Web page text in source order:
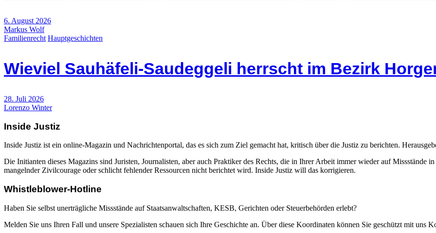
6. August 2026
Markus Wolf
Familienrecht Hauptgeschichten
Wieviel Sauhäfeli-Saudeggeli herrscht im Bezirk
28. Juli 2026
Lorenzo Winter
Inside Justiz
Inside Justiz ist ein online-Magazin und Nachrichtenportal, das es sich zum Ziel gemacht hat, kritisch über die Justiz zu berichten.
Die Initianten dieses Magazins sind Juristen, Journalisten, aber auch Praktiker des Rechts, die in Ihrer Arbeit immer wieder auf Missstände
mangelnder Zivilcourage oder schlicht fehlender Ressourcen nicht berichtet wird. Inside Justiz will das korrigieren.
Whistleblower-Hotline
Haben Sie selbst unerträgliche Missstände auf Staatsanwaltschaften, KESB, Gerichten oder Steuerbehörden erlebt?
Melden Sie uns Ihren Fall und unsere Spezialisten schauen sich Ihre Geschichte an. Über diese Koordinaten können Sie geschützt mit uns